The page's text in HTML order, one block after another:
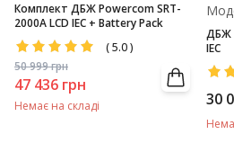
Комплект ДБЖ Powercom SRT-
2000A LCD IEC + Battery Pack
(5.0)
50 999грн
47 436 грн
Немає на складі
ДБЖ
IEC
30